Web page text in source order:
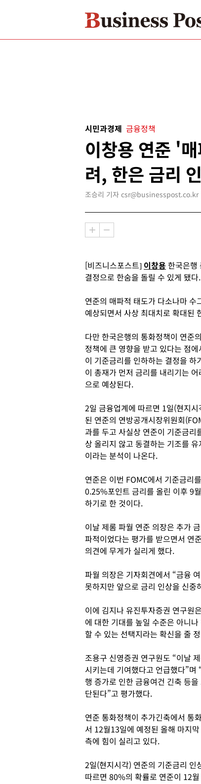
시민과경제 금융정책
이창용 연준 '
려, 한은 금리
조승리 기자 csr@businesspost.co.kr
[비즈니스포스트] 이창용 한국은행
결정으로 한숨을 돌릴 수 있게 됐다.
연준의 매파적 태도가 다소나마
예상되면서 사상 최대치로 확대된
다만 한국은행의 통화정책이 연준
정책에 큰 영향을 받고 있다는 점에
이 기준금리를 인하하는 결정을 하
이 총재가 먼저 금리를 내리기는 어
으로 예상된다.
2일 금융업계에 따르면 1일(현지시
된 연준의 연방공개시장위원회
과를 두고 사실상 연준이 기준금리
상 올리지 않고 동결하는 기조를 유
이라는 분석이 나온다.
연준은 이번 FOMC에서 기준금리
0.25%포인트 금리를 올린 이후 9
하기로 한 것이다.
이날 제롬 파월 연준 의장은 추가
파적이었다는 평가를 받으면서 연
의견에 무게가 실리게 했다.
파월 의장은 기자회견에서 “금융
못하지만 앞으로 금리 인상을 신중
이에 김지나 유진투자증권 연구원
에 대한 기대를 높일 수준은 아니
할 수 있는 선택지라는 확신을 줄
조용구 신영증권 연구원도 “이날
시키는데 기여했다고 언급했다”
행 증가로 인한 금융여건 긴축 등
단된다”고 평가했다.
연준 통화정책이 추가긴축에서 통
서 12월13일에 예정된 올해 마지
측에 힘이 실리고 있다.
2일(현지시각) 연준의 기준금리 인
따르면 80%의 확률로 연준이 12